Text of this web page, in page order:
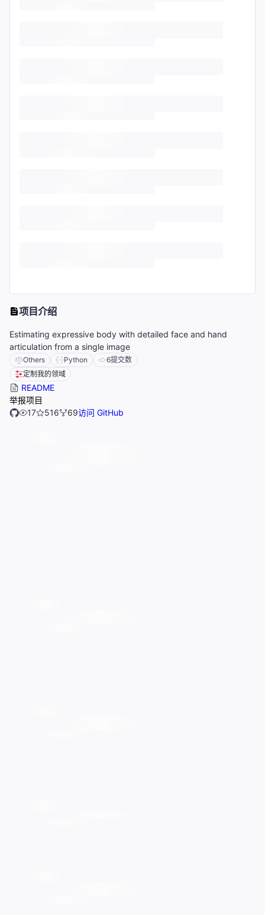
项目介绍
Estimating expressive body with detailed face and hand
articulation from a single image
Others Python 6提交数
定制我的领域
README
举报项目
17
516 69访问 GitHub